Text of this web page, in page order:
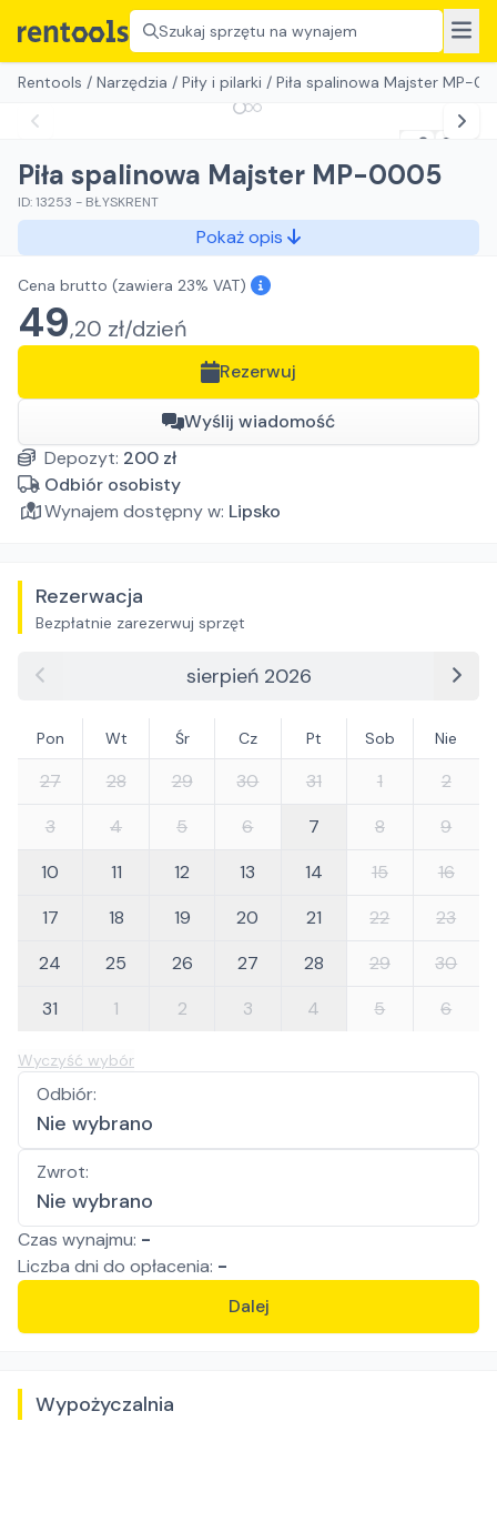
Szukaj sprzętu na wynajem
Rentools / Narzędzia / Piły i pilarki / Piła spalinowa Majster MP-
Piła spalinowa Majster MP-0005
ID:13253 - BŁYSKRENT
Pokaż opis
Cena brutto (zawiera 23% VAT)
49,20 zł/dzień
Rezerwuj
Wyślij wiadomość
Depozyt: 200 zł
Odbiór osobisty
Wynajem dostępny w: Lipsko
Rezerwacja
Bezpłatnie zarezerwuj sprzęt
sierpień 2026
Pon Wt Śr Cz Pt Sob Nie
27 28 29 30 31 1
2
3
4 5 6 7 8
9
10
11 12 13 14 15
16
17
18 19 20 21 22
23
24
25 26 27 28 29
30
31
1 2 3 4 5 6
Wyczyść wybór
Odbiór:
Nie wybrano
Zwrot:
Nie wybrano
Czas wynajmu: -
Liczba dni do opłacenia: -
Dalej
Wypożyczalnia